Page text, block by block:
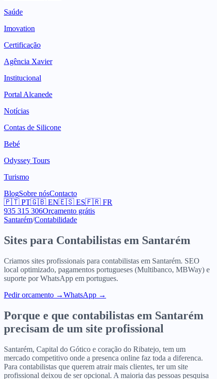
Saúde
Imovation
Certificação
Agência Xavier
Institucional
Portal Alcanede
Notícias
Contas de Silicone
Bebé
Odyssey Tours
Turismo
BlogSobre nósContacto
🇵🇹 PT🇬🇧 EN🇪🇸 ES🇫🇷 FR
935 315 306Orçamento grátis
Santarém/Contabilidade
Sites para Contabilistas em Santarém
Criamos sites profissionais para contabilistas em Santarém. SEO
local optimizado, pagamentos portugueses (Multibanco, MBWay) e
suporte por WhatsApp em portugues.
Pedir orcamento →WhatsApp →
Porque e que contabilistas em Santarém
precisam de um site profissional
Santarém, Capital do Gótico e coração do Ribatejo, tem um
mercado competitivo onde a presenca online faz toda a diferenca.
Para contabilistas que querem atrair mais clientes, ter um site
profissional deixou de ser opcional. A maioria das pessoas pesquisa